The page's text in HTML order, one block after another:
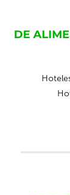
DE